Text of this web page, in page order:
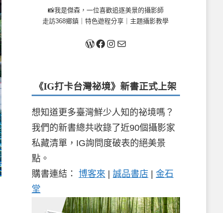
📸我是傑森，一位喜歡追逐美景的攝影師
走訪368鄉鎮｜特色遊程分享｜主題攝影教學
關於我 Facebook
Instagram
《IG打卡台灣祕境》新書正式上架
想知道更多臺灣鮮少人知的祕境嗎？
我們的新書總共收錄了近90個攝影家
私藏清單，IG詢問度破表的絕美景
點。
購書連結： 博客來 | 誠品書店 | 金石
堂